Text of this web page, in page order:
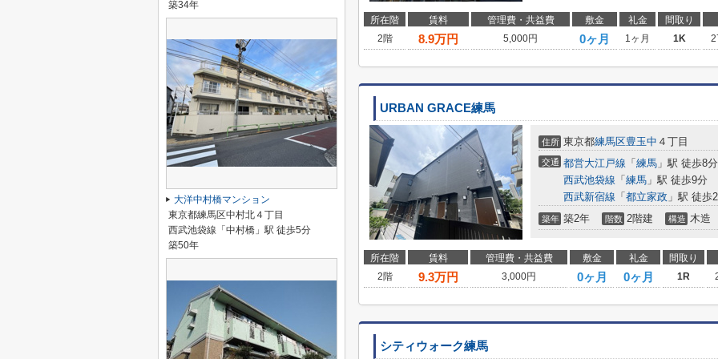
所在階 賃料 管理費・共益費 敷金 礼金
間取り
2階
8.9万円 5,000円 0ヶ月 1ヶ月 1K
URBAN GRACE練馬
住所 東京都練馬区豊玉中 ４丁目
交通 都営大江戸線 「 練馬 」駅 徒歩8分
西武池袋線 「 練馬 」駅 徒歩9分
西武新宿線 「 都立家政 」駅 徒歩
築年 築2年 階数 2階建 構造 木造
所在階 賃料 管理費・共益費 敷金 礼金
間取り
2階
9.3万円 3,000円 0ヶ月 0ヶ月 1R
シティウォーク練馬
築34年
大洋中村橋マンション
東京都練馬区中村北４丁目
西武池袋線「中村橋」駅 徒歩5分
築50年